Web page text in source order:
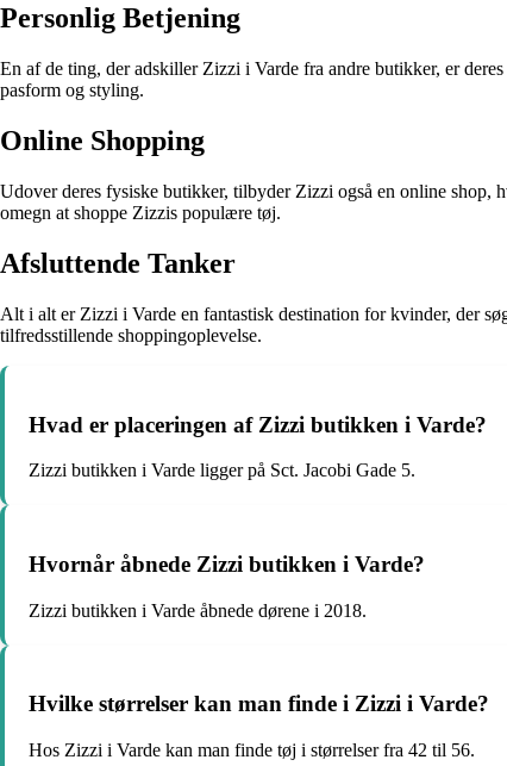
Personlig Betjening
En af de ting, der adskiller Zizzi i Varde fra andre butikker, er
pasform og styling.
Online Shopping
Udover deres fysiske butikker, tilbyder Zizzi også en online shop,
omegn at shoppe Zizzis populære tøj.
Afsluttende Tanker
Alt i alt er Zizzi i Varde en fantastisk destination for kvinder, der
tilfredsstillende shoppingoplevelse.
Hvad er placeringen af Zizzi butikken i Varde?
Zizzi butikken i Varde ligger på Sct. Jacobi Gade 5.
Hvornår åbnede Zizzi butikken i Varde?
Zizzi butikken i Varde åbnede dørene i 2018.
Hvilke størrelser kan man finde i Zizzi i Varde?
Hos Zizzi i Varde kan man finde tøj i størrelser fra 42 til 56.